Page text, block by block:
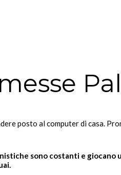
posto al computer di casa.
sono costanti e giocano